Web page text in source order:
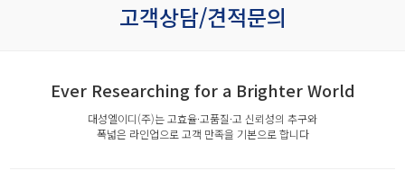
고객상담/견적문의
Ever Researching for a Brighter World
대성엘이디(주)는 고효율·고품질·고 신뢰성의 추구와
폭넓은 라인업으로 고객 만족을 기본으로 합니다